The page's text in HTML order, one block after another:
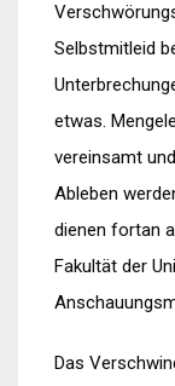
Selbstmitleid
etwas.
vereinsamt
Ableben
dienen fortan
Fakultät der
Das